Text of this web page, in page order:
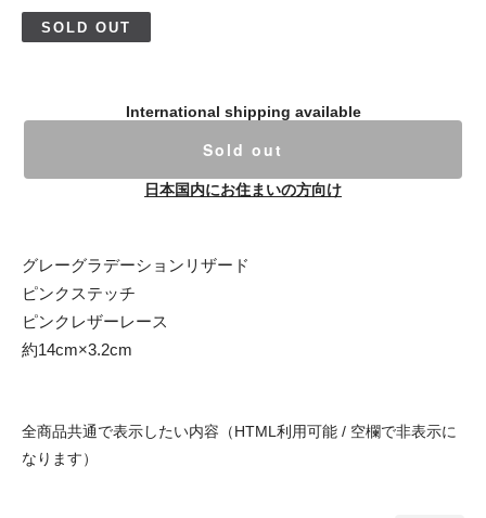
SOLD OUT
International shipping available
Sold out
日本国内にお住まいの方向け
グレーグラデーションリザード
ピンクステッチ
ピンクレザーレース
約14cm×3.2cm
全商品共通で表示したい内容（HTML利用可能 / 空欄で非表示に
なります）